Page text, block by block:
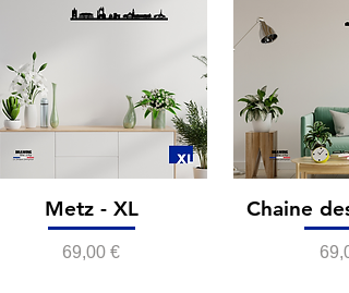
Metz - XL
Prix
69,00 €
Chaine
Prix